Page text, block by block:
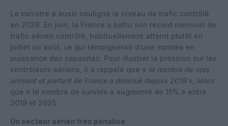
Le ministre a aussi souligné le niveau de trafic contrôlé
en 2026. En juin, la France a battu son record mensuel de
trafic aérien contrôlé, habituellement atteint plutôt en
juillet ou août, ce qui témoignerait d’une montée en
puissance des capacités. Pour illustrer la pression sur les
contrôleurs aériens, il a rappelé que « le nombre de vols
arrivant et partant de France a diminué depuis 2019 », alors
que « le nombre de survols a augmenté de 15% » entre
2019 et 2025.
Un secteur aérien très pénalisé